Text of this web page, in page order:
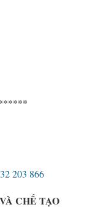
203 866
CHẾ TẠO